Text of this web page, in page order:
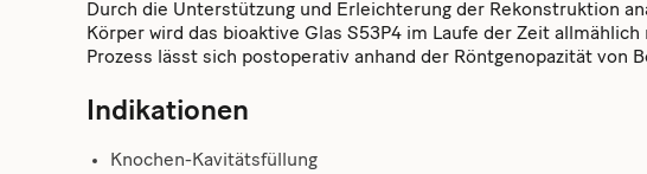
Durch die Unterstützung und Erleichterung der Rekonstruktion
Körper wird das bioaktive Glas S53P4 im Laufe der Zeit
Prozess lässt sich postoperativ anhand der Röntgenopazität von
Indikationen
Knochen-Kavitätsfüllung